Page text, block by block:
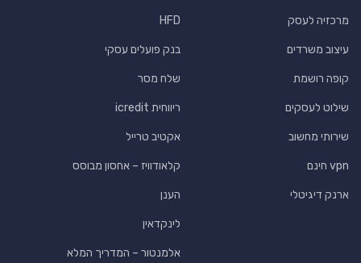
מרכזיה לעסק
עיצוב משרדים
קופה רושמת
שילוט לעסקים
שירותי מחשוב
vpn חינם
ארנק דיגיטלי
HFD
בנק פועלים עסקי
שלח מסר
ריווחית icredit
אקטיב טרייל
קלאודוויז – אחסון מבוסס
הענן
לינקדאין
אלמנטור – המדריך המלא